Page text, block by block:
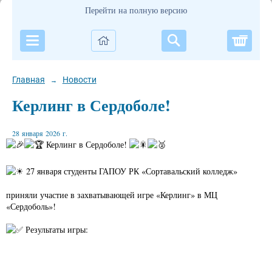
Перейти на полную версию
Главная → Новости
Керлинг в Сердоболе!
28 января 2026 г.
Керлинг в Сердоболе!
27 января студенты ГАПОУ РК «Сортавальский колледж»
приняли участие в захватывающей игре «Керлинг» в МЦ
«Сердоболь»!
Результаты игры: